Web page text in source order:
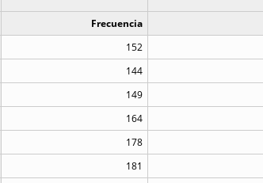
Frecuencia
152
144
149
164
178
181